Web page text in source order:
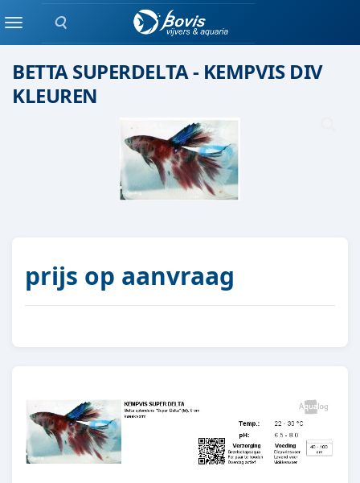
Zoeken
MenuEenlingen / Paren vis
BETTA SUPERDELTA - KEMPVIS DIV
KLEUREN
prijs op aanvraag